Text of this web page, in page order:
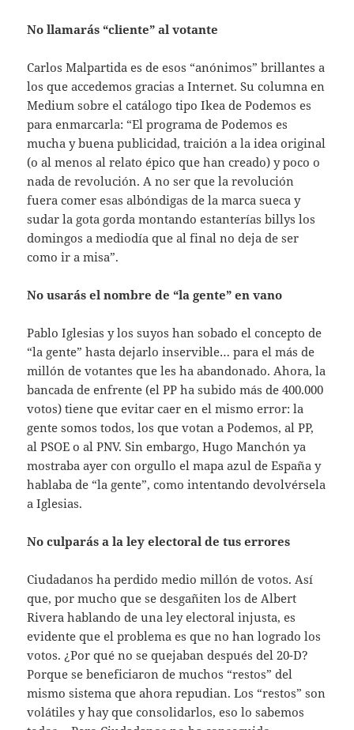
No llamarás “cliente” al votante
Carlos Malpartida es de esos “anónimos” brillantes a
los que accedemos gracias a Internet. Su columna en
Medium sobre el catálogo tipo Ikea de Podemos es
para enmarcarla: “El programa de Podemos es
mucha y buena publicidad, traición a la idea original
(o al menos al relato épico que han creado) y poco o
nada de revolución. A no ser que la revolución
fuera comer esas albóndigas de la marca sueca y
sudar la gota gorda montando estanterías billys los
domingos a mediodía que al final no deja de ser
como ir a misa”.
No usarás el nombre de “la gente” en vano
Pablo Iglesias y los suyos han sobado el concepto de
“la gente” hasta dejarlo inservible… para el más de
millón de votantes que les ha abandonado. Ahora, la
bancada de enfrente (el PP ha subido más de 400.000
votos) tiene que evitar caer en el mismo error: la
gente somos todos, los que votan a Podemos, al PP,
al PSOE o al PNV. Sin embargo, Hugo Manchón ya
mostraba ayer con orgullo el mapa azul de España y
hablaba de “la gente”, como intentando devolvérsela
a Iglesias.
No culparás a la ley electoral de tus errores
Ciudadanos ha perdido medio millón de votos. Así
que, por mucho que se desgañiten los de Albert
Rivera hablando de una ley electoral injusta, es
evidente que el problema es que no han logrado los
votos. ¿Por qué no se quejaban después del 20-D?
Porque se beneficiaron de muchos “restos” del
mismo sistema que ahora repudian. Los “restos” son
volátiles y hay que consolidarlos, eso lo sabemos